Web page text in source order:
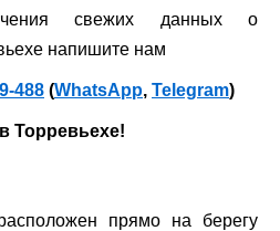
свежих данных о
напишите нам
488 (WhatsApp, Telegram)
Торревьехе!
прямо на берегу